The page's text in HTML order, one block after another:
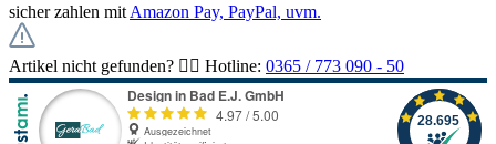
sicher zahlen mit Amazon Pay, PayPal, uvm.
Artikel nicht gefunden? 👉🏻 Hotline: 0365 / 773 090 - 50